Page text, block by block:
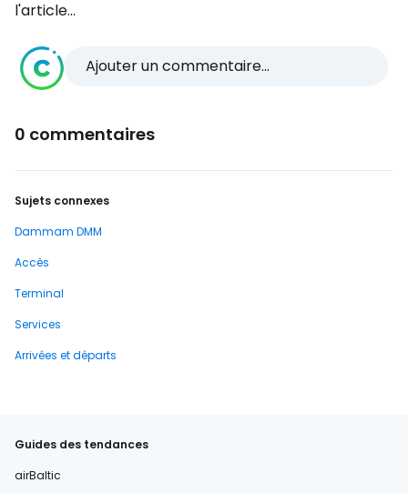
l'article...
Ajouter un commentaire...
0 commentaires
Sujets connexes
Dammam DMM
Accès
Terminal
Services
Arrivées et départs
Guides des tendances
airBaltic